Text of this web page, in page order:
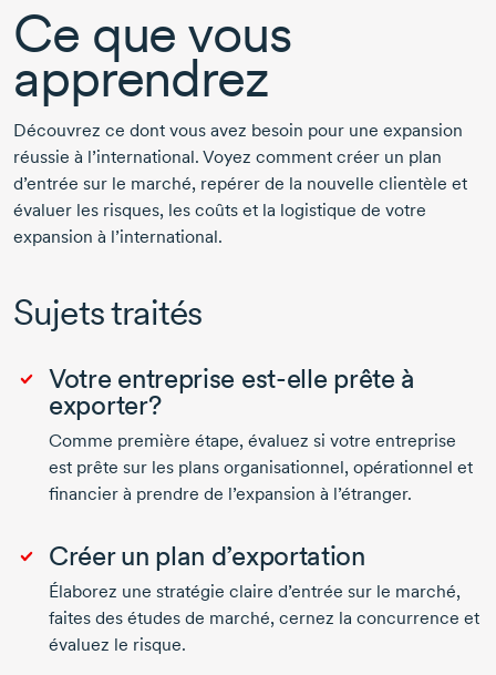
Ce que vous
apprendrez
Découvrez ce dont vous avez besoin pour une expansion
réussie à l’international. Voyez comment créer un plan
d’entrée sur le marché, repérer de la nouvelle clientèle et
évaluer les risques, les coûts et la logistique de votre
expansion à l’international.
Sujets traités
Votre entreprise est-elleprête à
exporter?
Comme première étape, évaluez si votre entreprise
est prête sur les plans organisationnel, opérationnel et
financier à prendre de l’expansion à l’étranger.
Créer un plan d’exportation
Élaborez une stratégie claire d’entrée sur le marché,
faites des études de marché, cernez la concurrence et
évaluez le risque.